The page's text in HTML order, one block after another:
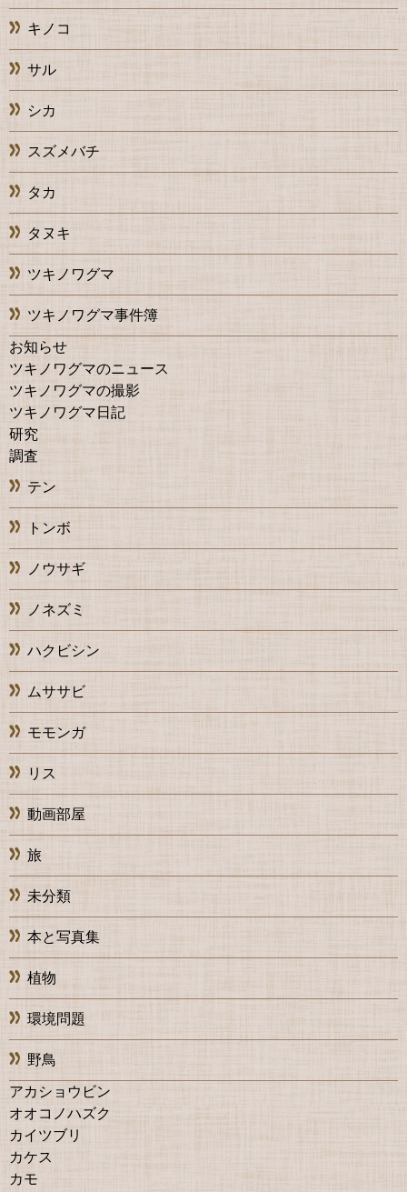
キノコ
サル
シカ
スズメバチ
タカ
タヌキ
ツキノワグマ
ツキノワグマ事件簿
お知らせ
ツキノワグマのニュース
ツキノワグマの撮影
ツキノワグマ日記
研究
調査
テン
トンボ
ノウサギ
ノネズミ
ハクビシン
ムササビ
モモンガ
リス
動画部屋
旅
未分類
本と写真集
植物
環境問題
野鳥
アカショウビン
オオコノハズク
カイツブリ
カケス
カモ